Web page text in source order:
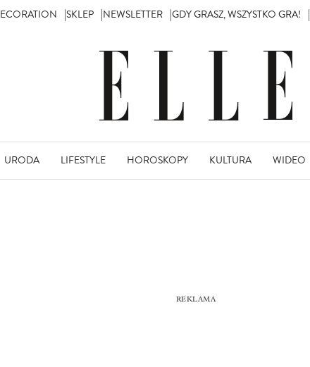
SKLEP NEWSLETTER GDY GRASZ, WSZYSTKO GRA!
URODA LIFESTYLE HOROSKOPY KULTURA WIDEO